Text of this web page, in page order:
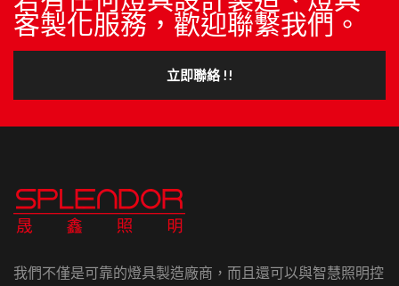
客製化服務，歡迎聯繫我們。
立即聯絡 !!
我們不僅是可靠的燈具製造廠商，而且還可以與智慧照明控